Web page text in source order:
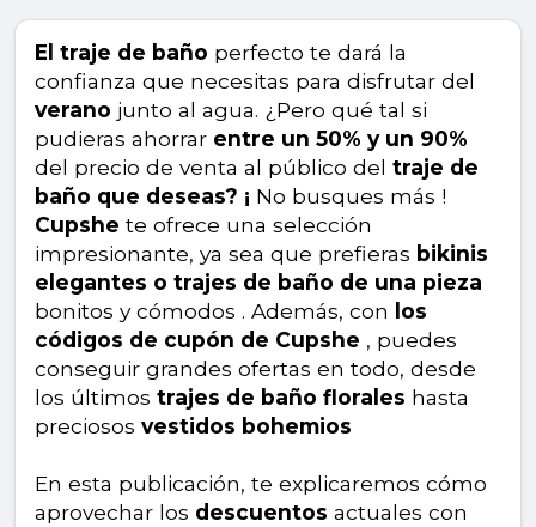
El traje de baño perfecto te dará la
confianza que necesitas para disfrutar del
verano junto al agua. ¿Pero qué tal si
pudieras ahorrar entre un 50% y un 90%
del precio de venta al público del traje de
baño que deseas? ¡ No busques más !
Cupshe te ofrece una selección
impresionante, ya sea que prefieras bikinis
elegantes o trajes de baño de una pieza
bonitos y cómodos . Además, con
los
códigos de cupón de Cupshe , puedes
conseguir grandes ofertas en todo, desde
los últimos trajes de baño florales hasta
preciosos vestidos bohemios
En esta publicación, te explicaremos cómo
aprovechar los descuentos actuales con